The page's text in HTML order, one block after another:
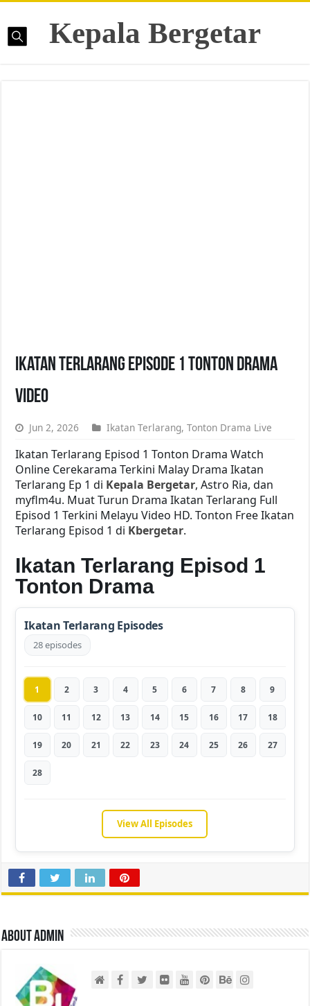
Kepala Bergetar
Ikatan Terlarang Episode 1 Tonton Drama
Video
Jun 2, 2026 Ikatan Terlarang,Tonton Drama Live
Ikatan Terlarang Episod 1 Tonton Drama Watch
Online Cerekarama Terkini Malay Drama Ikatan
Terlarang Ep 1 di Kepala Bergetar, Astro Ria, dan
myflm4u. Muat Turun Drama Ikatan Terlarang Full
Episod 1 Terkini Melayu Video HD. Tonton Free Ikatan
Terlarang Episod 1 di Kbergetar.
Ikatan Terlarang Episod 1
Tonton Drama
Ikatan Terlarang Episodes
28 episodes
1 2 3 4 5 6 7 8 9
10 11 12 13 14 15 16 17 18
19 20 21 22 23 24 25 26 27
28
View All Episodes
About admin